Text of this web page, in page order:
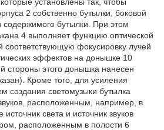
2 собственно бутылки, боковой
содержимого бутылки. При этом
4 выполняет функцию оптической
фокусировку лучей
эффектов на донышке 10
стороны этого донышка нанесен
Кроме того, для усиления
создания светомузыки бутылка
расположенным, например, в
света и источник звуков
расположенным в полости 6